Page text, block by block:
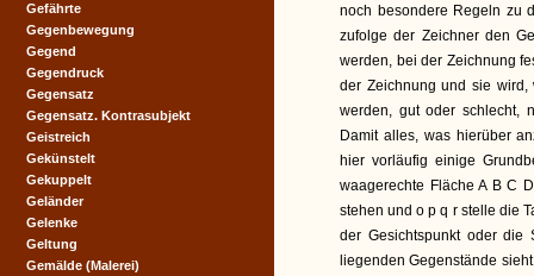
noch besondere Regeln zu
zufolge der Zeichner den
werden, bei der Zeichnung
der Zeichnung und sie
werden, gut oder schlecht,
Damit alles, was hierüber
hier vorläufig einige
waagerechte Fläche A B C
stehen und o p q r stelle die
der Gesichtspunkt oder
liegenden Gegenstände
Gefährte
Gegenbewegung
Gegend
Gegendruck
Gegensatz
Gegensatz. Kontrasubjekt
Geistreich
Gekünstelt
Gekuppelt
Geländer
Gelenke
Geltung
Gemälde (Malerei)